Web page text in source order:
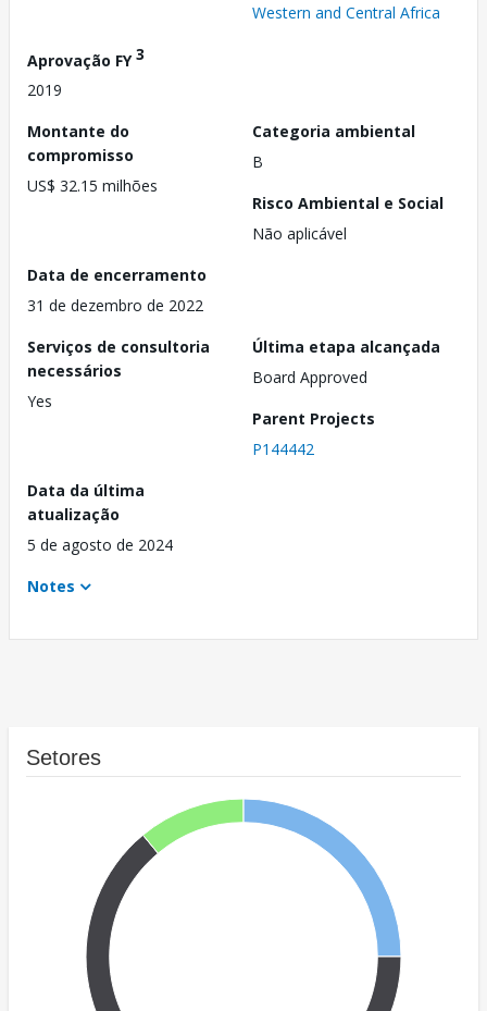
Western and Central Africa
Aprovação FY3
2019
Montante do
compromisso
US$ 32.15 milhões
Categoria ambiental
B
Risco Ambiental e Social
Não aplicável
Data de encerramento
31 de dezembro de 2022
Serviços de consultoria
necessários
Yes
Última etapa alcançada
Board Approved
Parent Projects
P144442
Data da última
atualização
5 de agosto de 2024
Notes
Setores